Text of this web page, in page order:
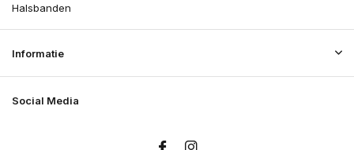
Halsbanden
Informatie
Social Media